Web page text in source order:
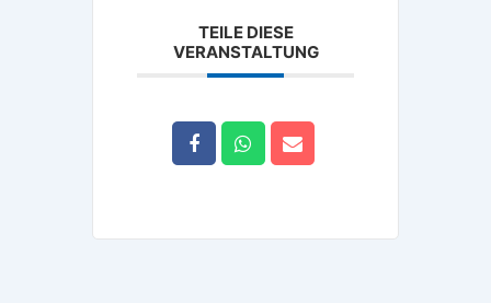
TEILE DIESE
VERANSTALTUNG